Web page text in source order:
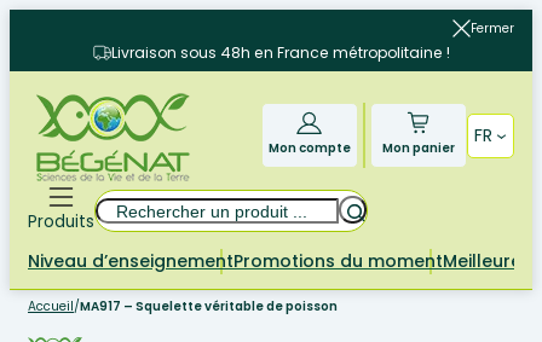
contenu
Fermer
Livraison sous 48h en France métropolitaine !
Mon compte Mon panier
FR
Produits
Rechercher
Niveau d’enseignementPromotions du momentMeilleures
Accueil/MA917 – Squelette véritable de poisson